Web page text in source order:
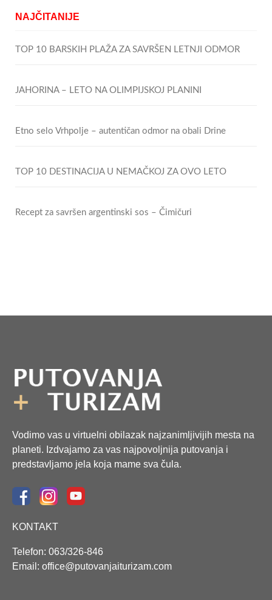
NAJČITANIJE
TOP 10 BARSKIH PLAŽA ZA SAVRŠEN LETNJI ODMOR
JAHORINA – LETO NA OLIMPIJSKOJ PLANINI
Etno selo Vrhpolje – autentičan odmor na obali Drine
TOP 10 DESTINACIJA U NEMAČKOJ ZA OVO LETO
Recept za savršen argentinski sos – Čimičuri
Vodimo vas u virtuelni obilazak najzanimljivijih mesta na
planeti. Izdvajamo za vas najpovoljnija putovanja i
predstavljamo jela koja mame sva čula.
KONTAKT
Telefon: 063/326-846
Email: office@putovanjaiturizam.com